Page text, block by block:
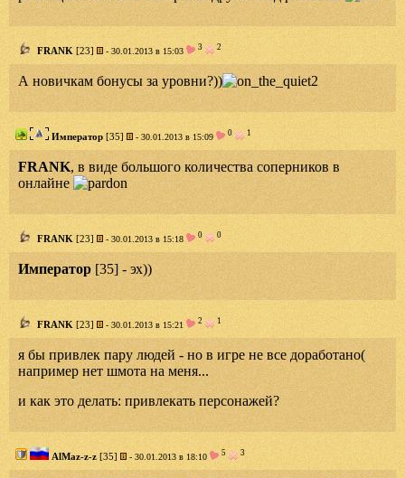
FRANK [23] - 30.01.2013 в 15:03 3 2
А новичкам бонусы за уровни?))
Император [35] - 30.01.2013 в 15:09 0 1
FRANK, в виде большого количества соперников в
онлайне
FRANK [23] - 30.01.2013 в 15:18 0 0
Император[35] - эх))
FRANK [23] - 30.01.2013 в 15:21 2 1
я бы привлек пару людей - но в игре не все доработано(
например нет шмота на меня...
и как это делать: привлекать персонажей?
AlMaz-z-z [35] - 30.01.2013 в 18:10 5 3